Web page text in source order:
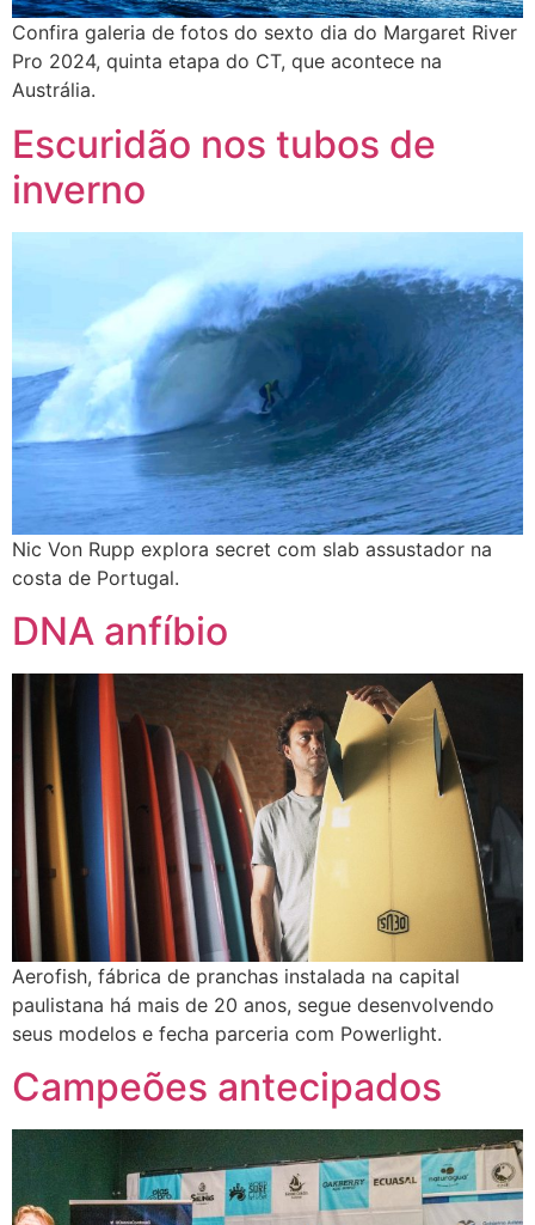
Confira galeria de fotos do sexto dia do Margaret River
Pro 2024, quinta etapa do CT, que acontece na
Austrália.
Escuridão nos tubos de
inverno
Nic Von Rupp explora secret com slab assustador na
costa de Portugal.
DNA anfíbio
Aerofish, fábrica de pranchas instalada na capital
paulistana há mais de 20 anos, segue desenvolvendo
seus modelos e fecha parceria com Powerlight.
Campeões antecipados